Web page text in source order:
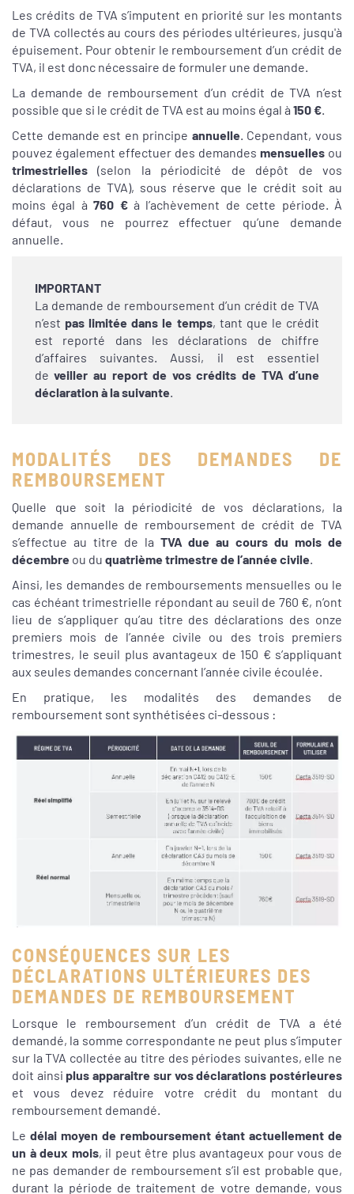
Les crédits de TVA s’imputent en priorité sur les montants
de TVA collectés au cours des périodes ultérieures, jusqu'à
épuisement. Pour obtenir le remboursement d’un crédit de
TVA, il est donc nécessaire de formuler une demande.
La demande de remboursement d’un crédit de TVA n’est
possible que si le crédit de TVA est au moins égal à 150€.
Cette demande est en principe annuelle. Cependant, vous
pouvez également effectuer des demandes mensuelles ou
trimestrielles (selon la périodicité de dépôt de vos
déclarations de TVA), sous réserve que le crédit soit au
moins égal à760 €à l’achèvement de cette période. À
défaut, vous ne pourrez effectuer qu’une demande
annuelle.
IMPORTANT
La demande de remboursement d’un crédit de TVA
n’est pas limitée dans le temps, tant que le crédit
est reporté dans les déclarations de chiffre
d’affaires suivantes. Aussi, il est essentiel
deveiller au report de vos crédits de TVA d’une
déclaration à la suivante.
MODALITÉS DES DEMANDES DE
REMBOURSEMENT
Quelle que soit la périodicité de vos déclarations, la
demande annuelle de remboursement de crédit de TVA
s’effectue au titre de la TVA due au cours du mois de
décembre ou du quatrième trimestre de l’année civile
Ainsi, les demandes de remboursements mensuelles ou le
cas échéant trimestrielle répondant au seuil de 760 €, n’ont
lieu de s’appliquer qu’au titre des déclarations des onze
premiers mois de l’année civile ou des trois premiers
trimestres, le seuil plus avantageux de 150 € s’appliquant
aux seules demandes concernant l’année civile écoulée.
En pratique, les modalités des demandes de
remboursement sont synthétisées ci-dessous :
CONSÉQUENCES SUR LES
DÉCLARATIONS ULTÉRIEURES DES
DEMANDES DE REMBOURSEMENT
Lorsque le remboursement d’un crédit de TVA a été
demandé, la somme correspondante ne peut plus s’imputer
sur la TVA collectée au titre des périodes suivantes, elle ne
doit ainsi plus apparaitre sur vos déclarations postérieures
et vous devez réduire votre crédit du montant du
remboursement demandé.
Le délai moyen de remboursement étant actuellement de
un à deux mois, il peut être plus avantageux pour vous de
ne pas demander de remboursement s’il est probable que,
durant la période de traitement de votre demande, vous